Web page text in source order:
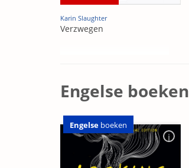
Karin Slaughter
Verzwegen
Engelse boeken
Engelse boeken